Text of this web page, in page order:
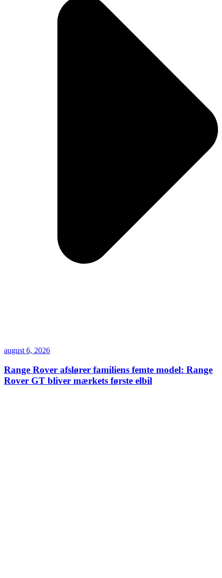
august 6, 2026
Range Rover afslører familiens femte model: Range
Rover GT bliver mærkets første elbil